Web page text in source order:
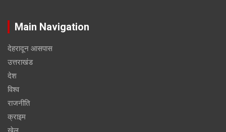
Main Navigation
देहरादून आसपास
उत्तराखंड
देश
विश्व
राजनीति
क्राइम